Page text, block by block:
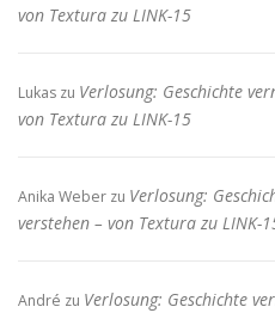
von Textura zu LINK-15
Lukas zu Verlosung: Geschichte
von Textura zu LINK-15
Anika Weber zu Verlosung:
verstehen – von Textura zu LINK-
André zu Verlosung: Geschichte